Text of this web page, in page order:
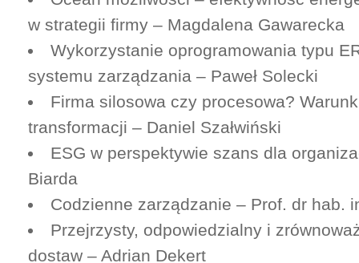
w strategii firmy – Magdalena Gawarecka
Wykorzystanie oprogramowania typu
systemu zarządzania – Paweł Solecki
Firma silosowa czy procesowa?
transformacji – Daniel Szałwiński
ESG w perspektywie szans dla
Biarda
Codzienne zarządzanie – Prof. dr hab.
Przejrzysty, odpowiedzialny i
dostaw – Adrian Dekert